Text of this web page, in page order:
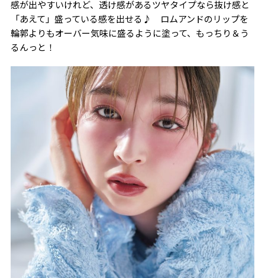
感が出やすいけれど、透け感があるツヤタイプなら抜け感と
「あえて」盛っている感を出せる♪ ロムアンドのリップを
輪郭よりもオーバー気味に盛るように塗って、もっちり＆う
るんっと！